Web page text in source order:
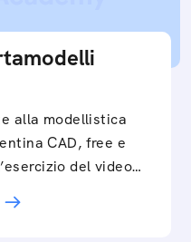
alla modellistica
CAD, free e
del video…